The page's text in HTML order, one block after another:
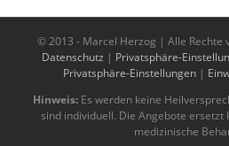
© 2013 - Marcel Herzog | Alle Rechte
Datenschutz | Privatsphäre-
Privatsphäre-Einstellungen|
Hinweis: Es werden keine
sind individuell. Die Angebote ersetzt
medizinische